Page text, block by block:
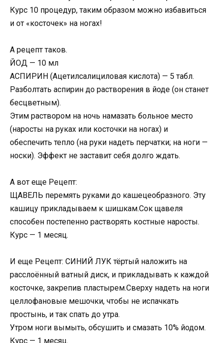
А рецепт таков.
ЙОД — 10 мл
АСПИРИН (Ацетилсалициловая кислота) — 5 табл.
Разболтать аспирин до растворения в йоде (он станет
бесцветным).
Этим раствором на ночь намазать больное место
(наросты на руках или косточки на ногах) и
обеспечить тепло (на руки надеть перчатки; на ноги —
носки). Эффект не заставит себя долго ждать.
А вот еще Рецепт:
ЩАВЕЛЬ перемять руками до кашецеобразного. Эту
кашицу прикладываем к шишкам.Сок щавеля
способен постепенно растворять костные наросты.
Курс — 1 месяц.
И еще Рецепт: СИНИЙ ЛУК тёртый наложить на
расслоённый ватный диск, и прикладывать к каждой
косточке, закрепив пластырем.Сверху надеть на ноги
целлофановые мешочки, чтобы не испачкать
простынь, и так спать до утра.
Утром ноги вымыть, обсушить и смазать 10% йодом.
Курс — 1 месяц.